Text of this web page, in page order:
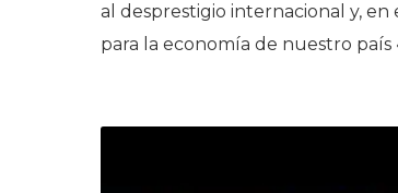
al desprestigio internacional y,
para la economía de nuestro país